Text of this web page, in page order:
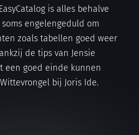
is alles behalve
soms engelengeduld om
zoals tabellen goed weer
de tips van Jensie
een goed einde kunnen
bij Joris Ide.